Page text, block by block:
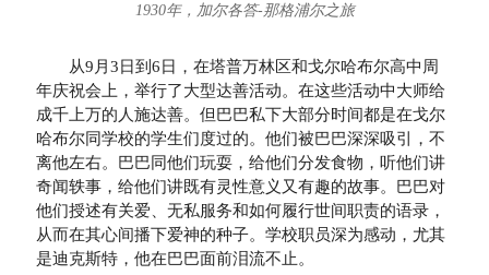
1930年，加尔各答-那格浦尔之旅
从9月3日到6日，在塔普万林区和戈尔哈布尔高中周
年庆祝会上，举行了大型达善活动。在这些活动中大师给
成千上万的人施达善。但巴巴私下大部分时间都是在戈尔
哈布尔同学校的学生们度过的。他们被巴巴深深吸引，不
离他左右。巴巴同他们玩耍，给他们分发食物，听他们讲
奇闻轶事，给他们讲既有灵性意义又有趣的故事。巴巴对
他们授述有关爱、无私服务和如何履行世间职责的语录，
从而在其心间播下爱神的种子。学校职员深为感动，尤其
是迪克斯特，他在巴巴面前泪流不止。